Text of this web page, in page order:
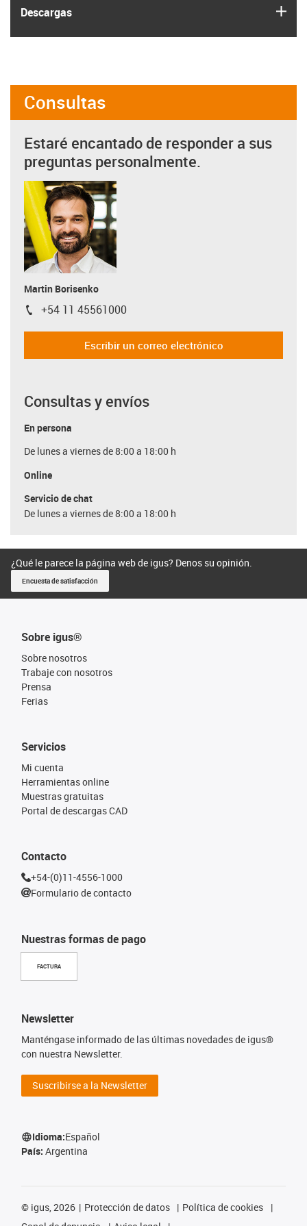
Descargas
Consultas
Estaré encantado de responder a sus
preguntas personalmente.
Martin Borisenko
igus-icon-phone
+54 11 45561000
Escribir un correo electrónico
Consultas y envíos
En persona
De lunes a viernes de 8:00 a 18:00 h
Online
Servicio de chat
De lunes a viernes de 8:00 a 18:00 h
¿Qué le parece la página web de igus? Denos su opinión.
Encuesta de satisfacción
Sobre igus®
Sobre nosotros
Trabaje con nosotros
Prensa
Ferias
Nuestras formas de pago
FACTURA
Servicios
Mi cuenta
Herramientas online
Muestras gratuitas
Portal de descargas CAD
Contacto
+54-(0)11-4556-1000
Formulario de contacto
Newsletter
Manténgase informado de las últimas novedades de igus®
con nuestra Newsletter.
Suscribirse a la Newsletter
Idioma:Español
País: Argentina
© igus, 2026 Protección de datos
Política de cookies